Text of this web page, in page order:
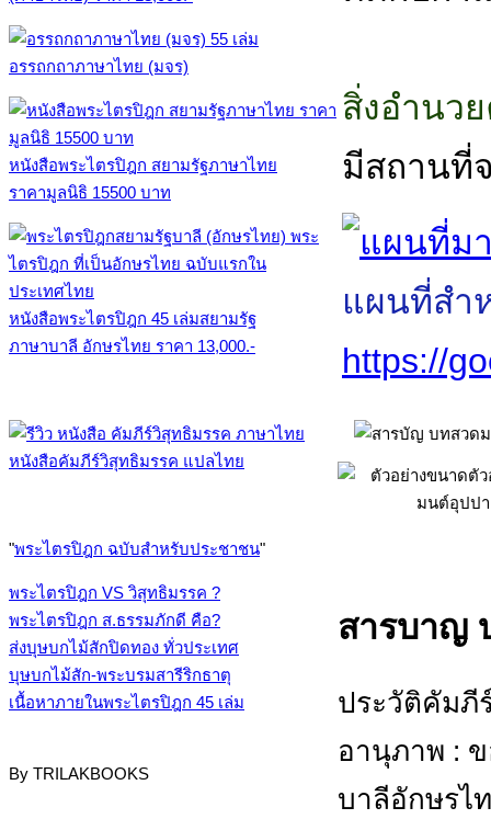
อรรถกถาภาษาไทย (มจร)
หนังสือพระไตรปิฎก สยามรัฐภาษาไทย
ราคามูลนิธิ 15500 บาท
หนังสือพระไตรปิฎก 45 เล่มสยามรัฐ
ภาษาบาลี อักษรไทย ราคา 13,000.-
หนังสือคัมภีร์วิสุทธิมรรค แปลไทย
"พระไตรปิฎก ฉบับสำหรับประชาชน"
พระไตรปิฎก VS วิสุทธิมรรค ?
พระไตรปิฎก ส.ธรรมภักดี คือ?
ส่งบุษบกไม้สักปิดทอง ทั่วประเทศ
บุษบกไม้สัก-พระบรมสารีริกธาตุ
เนื้อหาภายในพระไตรปิฎก 45 เล่ม
By TRILAKBOOKS
สิ่งอำนว
มีสถานที่
แผนที่สำ
https://
สารบาญ
ประวัติคัมภี
อานุภาพ :
บาลีอักษรไ